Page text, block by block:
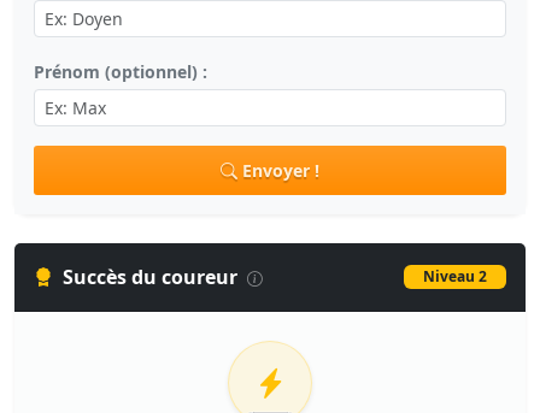
Prénom (optionnel) :
Envoyer !
Succès du coureur Niveau 2